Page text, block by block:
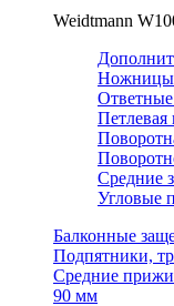
Weidtmann
Ножницы
Петлевая
Средние
Угловые
Балконные
Подпятники,
Средние
90 мм